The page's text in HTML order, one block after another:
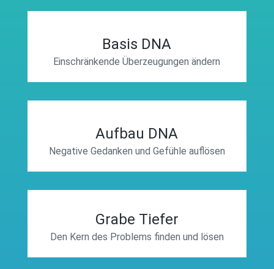
Basis DNA
Einschränkende Überzeugungen ändern
Aufbau DNA
Negative Gedanken und Gefühle auflösen
Grabe Tiefer
Den Kern des Problems finden und lösen